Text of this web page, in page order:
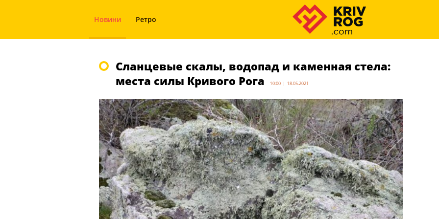
Новини Ретро
Сланцевые скалы, водопад и каменная стела:
места силы Кривого Рога
10:00 | 18.05.2021